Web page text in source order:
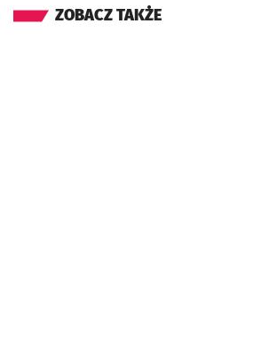
ZOBACZ TAKŻE